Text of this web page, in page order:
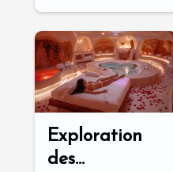
Exploration
des